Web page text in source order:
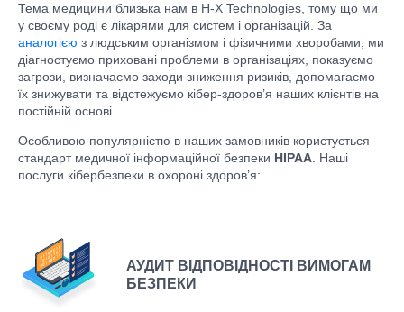
Тема медицини близька нам в H-X Technologies, тому що ми
у своєму роді є лікарями для систем і організацій. За
аналогією з людським організмом і фізичними хворобами, ми
діагностуємо приховані проблеми в організаціях, показуємо
загрози, визначаємо заходи зниження ризиків, допомагаємо
їх знижувати та відстежуємо кібер-здоров’я наших клієнтів на
постійній основі.
Особливою популярністю в наших замовників користується
стандарт медичної інформаційної безпеки HIPAA . Наші
послуги кібербезпеки в охороні здоров’я:
АУДИТ ВІДПОВІДНОСТІ ВИМОГАМ
БЕЗПЕКИ